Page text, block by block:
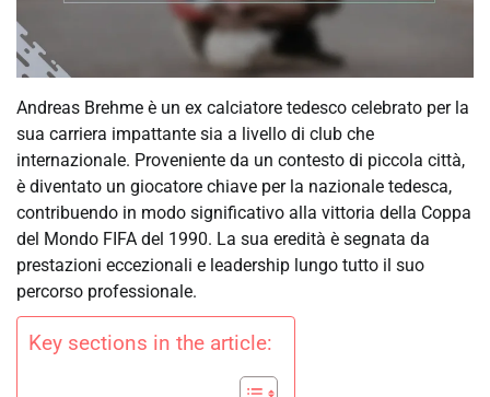
Andreas Brehme è un ex calciatore tedesco celebrato per la
sua carriera impattante sia a livello di club che
internazionale. Proveniente da un contesto di piccola città,
è diventato un giocatore chiave per la nazionale tedesca,
contribuendo in modo significativo alla vittoria della Coppa
del Mondo FIFA del 1990. La sua eredità è segnata da
prestazioni eccezionali e leadership lungo tutto il suo
percorso professionale.
Key sections in the article: